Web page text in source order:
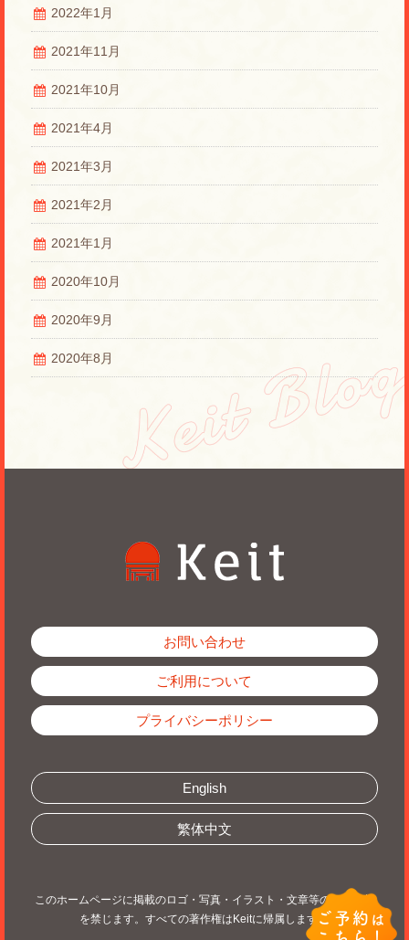
2022年1月
2021年11月
2021年10月
2021年4月
2021年3月
2021年2月
2021年1月
2020年10月
2020年9月
2020年8月
ご予約 は
お問い合わせ
ご利用について
プライバシーポリシー
English
繁体中文
このホームページに掲載のロゴ・写真・イラスト・文章等の無断転載
を禁じます。すべての著作権はKeitに帰属します。